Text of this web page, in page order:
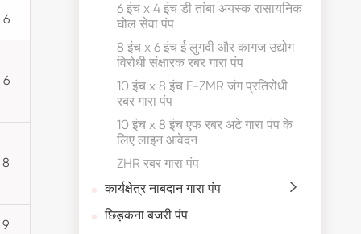
6 इंच x 4 इंच डी तांबा अयस्क रासायनिक
घोल सेवा पंप
8 इंच x 6 इंच ई लुगदी और कागज उद्योग
विरोधी संक्षारक रबर गारा पंप
10 इंच x 8 इंच E-ZMR जंग प्रतिरोधी
रबर गारा पंप
10 इंच x 8 इंच एफ रबर अटे गारा पंप के
लिए लाइन आवेदन
ZHR रबर गारा पंप
कार्यक्षेत्र नाबदान गारा पंप

छिड़कना बजरी पंप